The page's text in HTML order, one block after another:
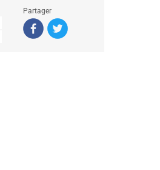
Partager